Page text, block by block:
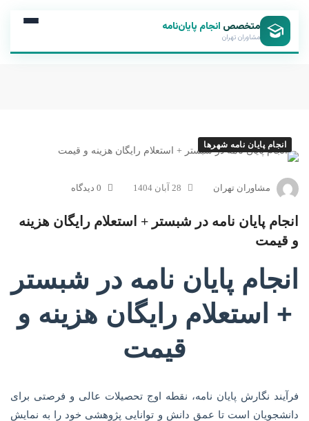
متخصص انجام پایان‌نامه
مشاوران تهران
انجام پایان نامه شهرها
مشاوران تهران 28 آبان 1404 0 دیدگاه
انجام پایان نامه در شبستر + استعلام رایگان هزینه
و قیمت
انجام پایان نامه در شبستر
+ استعلام رایگان هزینه و
قیمت
فرآیند نگارش پایان نامه، نقطه اوج تحصیلات عالی و فرصتی برای
دانشجویان است تا عمق دانش و توانایی پژوهشی خود را به نمایش